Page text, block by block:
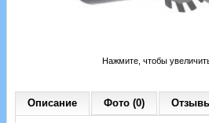
Нажмите, чтобы
Описание Фото (0)